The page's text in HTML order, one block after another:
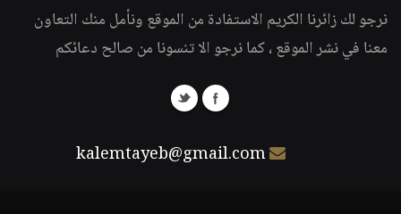
نرجو لك زائرنا الكريم الاستفادة من الموقع ونأمل منك التعاون
معنا في نشر الموقع ، كما نرجو الا تنسونا من صالح دعائكم
kalemtayeb@gmail.com